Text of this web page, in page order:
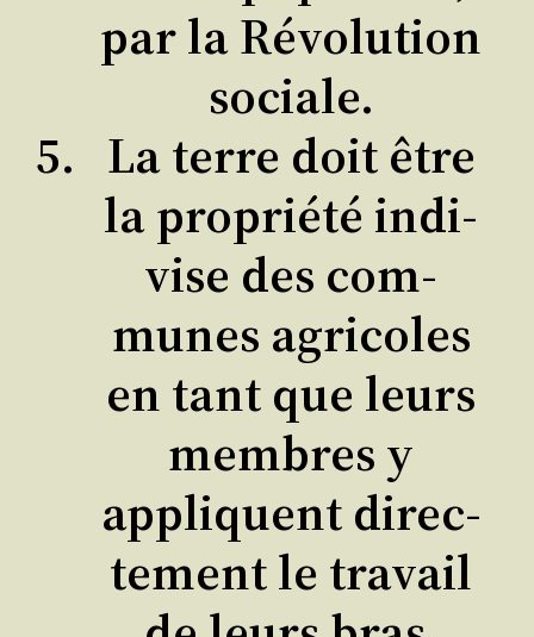
par la Révo­lu­tion
sociale.
La terre doit être
la pro­prié­té indi­
vise des com­
munes agri­coles
en tant que leurs
membres y
appliquent direc­
te­ment le tra­vail